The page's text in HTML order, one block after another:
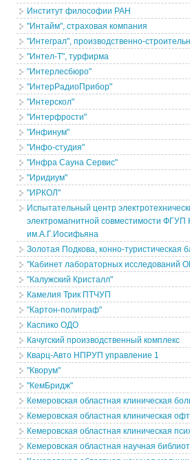
Институт философии РАН
"Интайм", страховая компания
"Интеграл", производственно-
"Интел-Т", турфирма
"Интерлесбюро"
"ИнтерРадиоПрибор"
"Интерскол"
"Интерфрости"
"Инфинум"
"Инфо-студия"
"Инфра Сауна Сервис"
"Иридиум"
"ИРКОЛ"
Испытательный центр
электромагнитной совместимости
им.А.Г.Иосифьяна
Золотая Подкова, конно-туристическая
"Кабинет лабораторных исследований
"Калужский Кристалл"
Камелия Трик ПТЧУП
"Картон-полиграф"
Каспико ОДО
Качугский производственный комплекс
Кварц-Авто НПРУП управление 1
"Кворум"
"КемБридж"
Кемеровская областная клиническая
Кемеровская областная клиническая
Кемеровская областная клиническая
Кемеровская областная научная